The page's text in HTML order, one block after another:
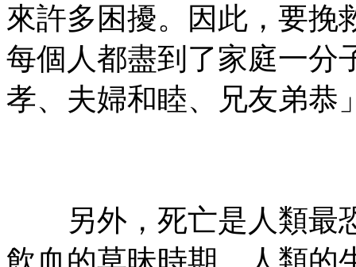
來許多困擾。因此，要挽
每個人都盡到了家庭一分
孝、夫婦和睦、兄友弟恭
另外，死亡是人類最